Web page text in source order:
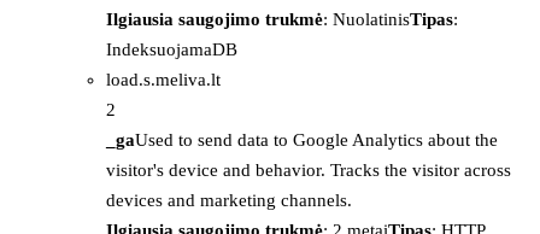
Ilgiausia saugojimo trukmė: NuolatinisTipas:
IndeksuojamaDB
load.s.meliva.lt
2
_gaUsed to send data to Google Analytics about the
visitor's device and behavior. Tracks the visitor across
devices and marketing channels.
Ilgiausia saugojimo trukmė: 2 metaiTipas: HTTP